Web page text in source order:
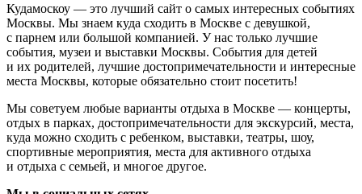
Кудамоскоу — это лучший сайт о самых интересных событиях
Москвы. Мы знаем куда сходить в Москве с девушкой,
с парнем или большой компанией. У нас только лучшие
события, музеи и выставки Москвы. События для детей
и их родителей, лучшие достопримечательности и интересные
места Москвы, которые обязательно стоит посетить!
Мы советуем любые варианты отдыха в Москве — концерты,
отдых в парках, достопримечательности для экскурсий, места,
куда можно сходить с ребенком, выставки, театры, шоу,
спортивные мероприятия, места для активного отдыха
и отдыха с семьей, и многое другое.